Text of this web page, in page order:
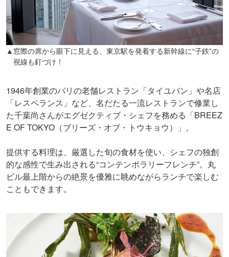
▲窓際の席から眼下に見える、東京駅を発着する新幹線に“子鉄”の
視線も釘づけ！
1946年創業のパリの老舗レストラン「タイユバン」や名店
「レスペランス」など、名だたる一流レストランで修業し
た千葉尚さんがエグゼクティブ・シェフを務める「BREEZ
E OF TOKYO（ブリーズ・オブ・トウキョウ）」。
提供する料理は、厳選した旬の食材を使い、シェフの独創
的な感性で生み出される“コンテンポラリーフレンチ”。丸
ビル最上階からの絶景を優雅に眺めながらランチで楽しむ
こともできます。